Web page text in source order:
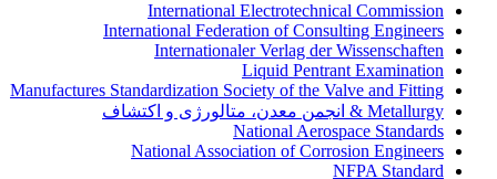
International Electrotechnical Commission
International Federation of Consulting Engineers
Internationaler Verlag der Wissenschaften
Liquid Pentrant Examination
Manufactures Standardization Society of the Valve and Fitting
Metallurgy & انجمن معدن، متالورژی و اکتشاف
National Aerospace Standards
National Association of Corrosion Engineers
NFPA Standard